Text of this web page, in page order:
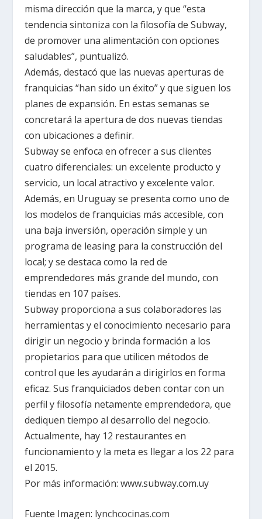
misma dirección que la marca, y que “esta
tendencia sintoniza con la filosofía de Subway,
de promover una alimentación con opciones
saludables”, puntualizó.
Además, destacó que las nuevas aperturas de
franquicias “han sido un éxito” y que siguen los
planes de expansión. En estas semanas se
concretará la apertura de dos nuevas tiendas
con ubicaciones a definir.
Subway se enfoca en ofrecer a sus clientes
cuatro diferenciales: un excelente producto y
servicio, un local atractivo y excelente valor.
Además, en Uruguay se presenta como uno de
los modelos de franquicias más accesible, con
una baja inversión, operación simple y un
programa de leasing para la construcción del
local; y se destaca como la red de
emprendedores más grande del mundo, con
tiendas en 107 países.
Subway proporciona a sus colaboradores las
herramientas y el conocimiento necesario para
dirigir un negocio y brinda formación a los
propietarios para que utilicen métodos de
control que les ayudarán a dirigirlos en forma
eficaz. Sus franquiciados deben contar con un
perfil y filosofía netamente emprendedora, que
dediquen tiempo al desarrollo del negocio.
Actualmente, hay 12 restaurantes en
funcionamiento y la meta es llegar a los 22 para
el 2015.
Por más información: www.subway.com.uy
Fuente Imagen: lynchcocinas.com